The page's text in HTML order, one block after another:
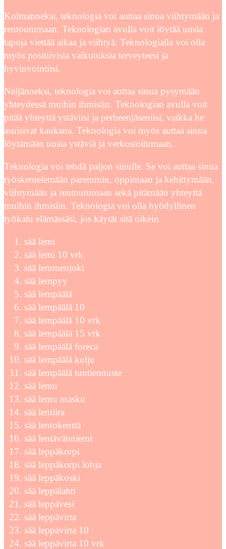
Kolmanneksi, teknologia voi auttaa sinua viihtymään ja
rentoutumaan. Teknologian avulla voit löytää uusia
tapoja viettää aikaa ja viihtyä. Teknologialla voi olla
myös positiivisia vaikutuksia terveyteesi ja
hyvinvointiisi.
Neljänneksi, teknologia voi auttaa sinua pysymään
yhteydessä muihin ihmisiin. Teknologian avulla voit
pitää yhteyttä ystäviisi ja perheenjäseniisi, vaikka he
asuisivat kaukana. Teknologia voi myös auttaa sinua
löytämään uusia ystäviä ja verkostoitumaan.
Teknologia voi tehdä paljon sinulle. Se voi auttaa sinua
työskentelemään paremmin, oppimaan ja kehittymään,
viihtymään ja rentoutumaan sekä pitämään yhteyttä
muihin ihmisiin. Teknologia voi olla hyödyllinen
työkalu elämässäsi, jos käytät sitä oikein.
sää lemi
sää lemi 10 vrk
sää lemmenjoki
sää lempyy
sää lempäälä
sää lempäälä 10
sää lempäälä 10 vrk
sää lempäälä 15 vrk
sää lempäälä foreca
sää lempäälä kulju
sää lempäälä tuntiennuste
sää lemu
sää lemu masku
sää lentiira
sää lentokenttä
sää lentävänniemi
sää leppäkorpi
sää leppäkorpi lohja
sää leppäkoski
sää leppälahti
sää leppävesi
sää leppävirta
sää leppävirta 10
sää leppävirta 10 vrk